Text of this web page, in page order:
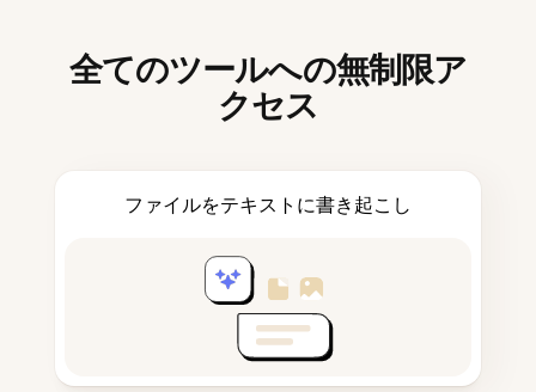
全てのツールへの無制限ア
クセス
ファイルをテキストに書き起こし